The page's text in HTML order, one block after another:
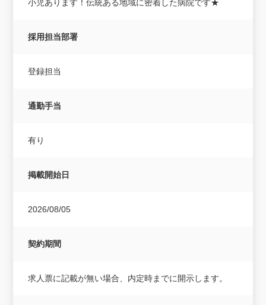
小児あります！伝統ある地域に密着した病院です★
採用担当部署
登録担当
通勤手当
有り
掲載開始日
2026/08/05
契約期間
求人票に記載が無い場合、内定時までに開示します。